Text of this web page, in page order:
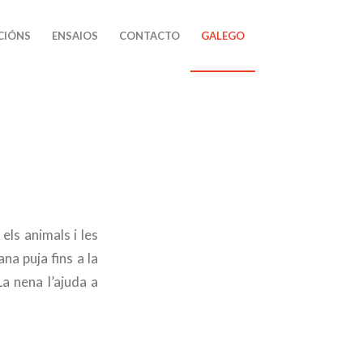
ENSAIOS CONTACTO GALEGO
animals i les
puja fins a la
nena l’ajuda a